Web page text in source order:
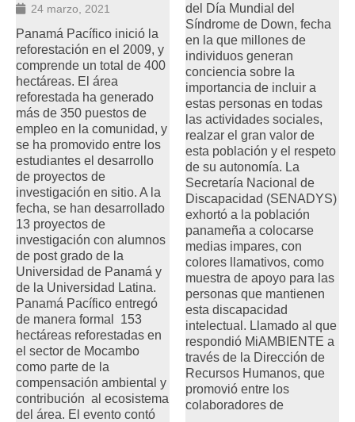
24 marzo, 2021
Panamá Pacífico inició la
reforestación en el 2009, y
comprende un total de 400
hectáreas. El área
reforestada ha generado
más de 350 puestos de
empleo en la comunidad, y
se ha promovido entre los
estudiantes el desarrollo
de proyectos de
investigación en sitio. A la
fecha, se han desarrollado
13 proyectos de
investigación con alumnos
de post grado de la
Universidad de Panamá y
de la Universidad Latina.
Panamá Pacífico entregó
de manera formal 153
hectáreas reforestadas en
el sector de Mocambo
como parte de la
compensación ambiental y
contribución al ecosistema
del área. El evento contó
del Día Mundial del
Síndrome de Down, fecha
en la que millones de
individuos generan
conciencia sobre la
importancia de incluir a
estas personas en todas
las actividades sociales,
realzar el gran valor de
esta población y el respeto
de su autonomía. La
Secretaría Nacional de
Discapacidad (SENADYS)
exhortó a la población
panameña a colocarse
medias impares, con
colores llamativos, como
muestra de apoyo para las
personas que mantienen
esta discapacidad
intelectual. Llamado al que
respondió MiAMBIENTE a
través de la Dirección de
Recursos Humanos, que
promovió entre los
colaboradores de